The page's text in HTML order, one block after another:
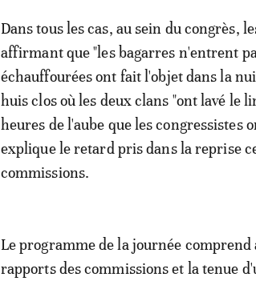
Dans tous les cas, au sein du congrès,
affirmant que "les bagarres n'entrent
échauffourées ont fait l'objet dans la
huis clos où les deux clans "ont lavé le
heures de l'aube que les
explique le retard pris dans la reprise
commissions.
Le programme de la journée
rapports des commissions et la tenue